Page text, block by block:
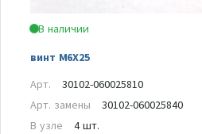
В наличии
винт M6X25
Арт.
30102-060025810
Арт. замены
30102-060025840
В узле
4 шт.